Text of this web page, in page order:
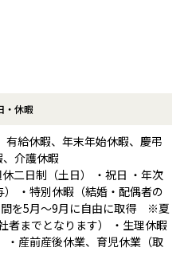
・休暇
給休暇、年末年始休暇、慶弔
介護休暇
二日制（土日） ・祝日 ・年次
・特別休暇（結婚・配偶者の
間を5月～9月に自由に取得 ※夏
者までとなります） ・生理休暇
・産前産後休業、育児休業（取